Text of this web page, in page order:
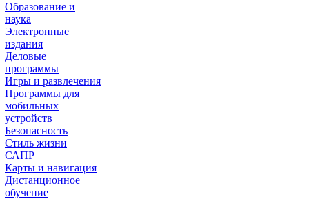
Образование и
наука
Электронные
издания
Деловые
программы
Игры и развлечения
Программы для
мобильных
устройств
Безопасность
Стиль жизни
САПР
Карты и навигация
Дистанционное
обучение